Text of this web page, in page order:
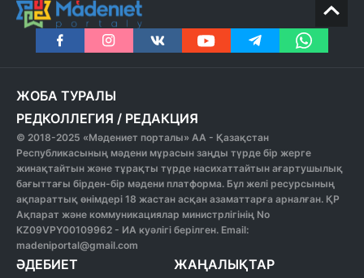
ЖОБА ТУРАЛЫ
РЕДКОЛЛЕГИЯ / РЕДАКЦИЯ
© 2018-2025 «Мәдениет порталы» АА - Қазақстан
Республикасының мәдени мұрасын заңды түрде бір жерге
жинақтайтын және тұрақты түрде насихаттайтын ағартушылық
бағыттағы бірден-бір мәдени платформа. Бұл желі ресурсының
ақпараттық өнімдері 18 жастан асқан азаматтарға арналған. ҚР
Ақпарат және коммуникациялар министрлігінің No
KZ09VPY00109962 - ИА куәлігі берілген. Email:
madeniportal@gmail.com
ӘДЕБИЕТ
ЖАҢАЛЫҚТАР